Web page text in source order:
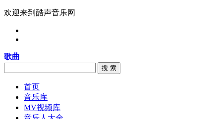
欢迎来到酷声音乐网
歌曲
搜 索
首页
音乐库
MV视频库